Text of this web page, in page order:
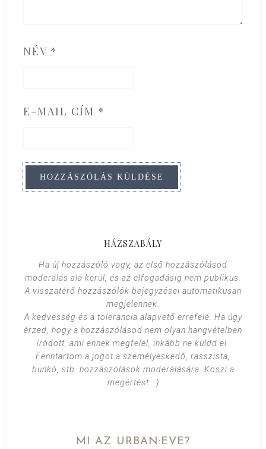
NÉV *
E-MAIL CÍM *
HÁZSZABÁLY
Ha új hozzászóló vagy, az első hozzászólásod
moderálás alá kerül, és az elfogadásig nem publikus.
A visszatérő hozzászólók bejegyzései automatikusan
megjelennek.
A kedvesség és a tolerancia alapvető errefelé. Ha úgy
érzed, hogy a hozzászólásod nem olyan hangvételben
íródott, ami ennek megfelel, inkább ne küldd el.
Fenntartom a jogot a személyeskedő, rasszista,
bunkó, stb. hozzászólások moderálására. Köszi a
megértést. :)
MI AZ URBAN:EVE?